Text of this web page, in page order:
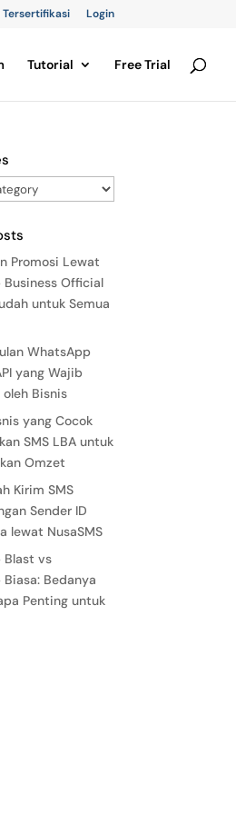
Tersertifikasi Login
Tutorial Free Trial
Promosi Lewat
Official
untuk Semua
WhatsApp
yang Wajib
oleh Bisnis
yang Cocok
SMS LBA untuk
Omzet
Kirim SMS
Sender ID
lewat NusaSMS
Blast vs
Bedanya
Penting untuk